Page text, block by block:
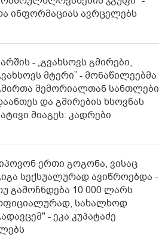
ინფორმაციას ავრცელებს
- „გვახსოვს გმირები,
მტერი” - მონაწილეებმა
მემორიალთან სანთლები
და გმირების ხსოვნას
მიაგეს: კადრები
ერთი გოგონა, ვისაც
სექსუალურად ავიწროებდა -
გამოჩნდება 10 000 ლარს
სახალხოდ
- ეკა კუპატაძე